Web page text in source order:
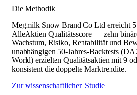
Die Methodik
Megmilk Snow Brand Co Ltd erreicht 5
AlleAktien Qualitätsscore — zehn
Wachstum, Risiko, Rentabilität und
unabhängigen 50-Jahres-Backtests
World) erzielten Qualitätsaktien mit 9
konsistent die doppelte Marktrendite.
Zur wissenschaftlichen Studie